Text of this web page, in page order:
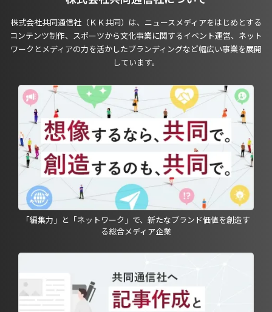
株式会社共同通信社（ＫＫ共同）は、ニュースメディアをはじめとする
コンテンツ制作、スポーツから文化事業に関するイベント運営、ネット
ワークとメディアの力を活かしたブランディングなど幅広い事業を展開
しています。
「編集力」と「ネットワーク」で、新たなブランド価値を創造す
る総合メディア企業